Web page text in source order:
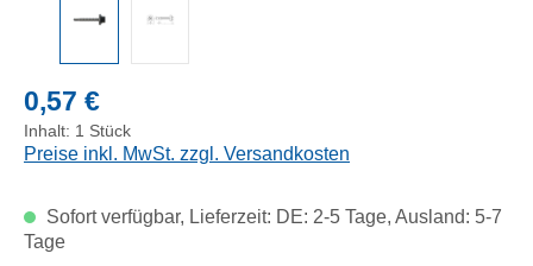
Regulärer Preis:
0,57 €
Inhalt: 1 Stück
Preise inkl. MwSt. zzgl. Versandkosten
Sofort verfügbar, Lieferzeit: DE: 2-5 Tage, Ausland: 5-7
Tage